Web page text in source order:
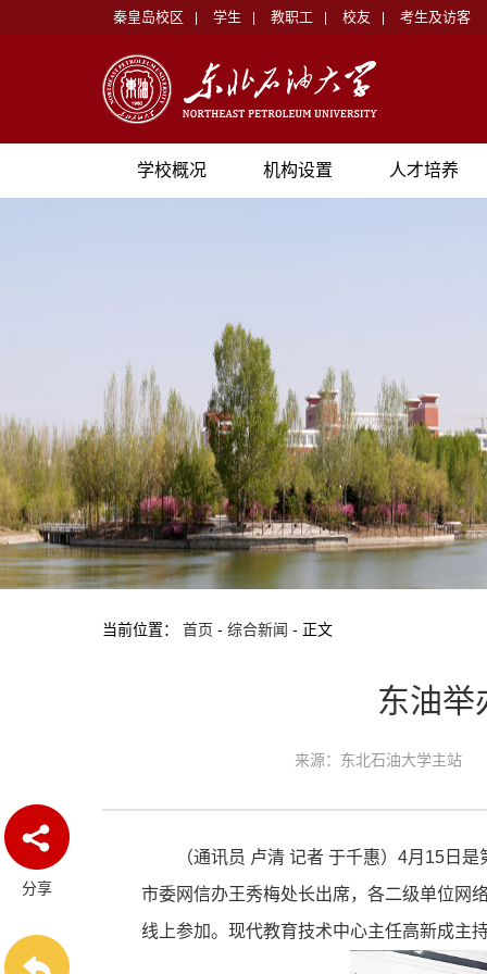
秦皇岛校区 学生 教职工 校友 考生及访客
学校概况 机构设置 人才培养
当前位置： 首页 - 综合新闻 - 正文
分享
东油举
来源：东北石油大学主站
（通讯员 卢清 记者 于千惠）4月15日
市委网信办王秀梅处长出席，各二级单位网
线上参加。现代教育技术中心主任高新成主